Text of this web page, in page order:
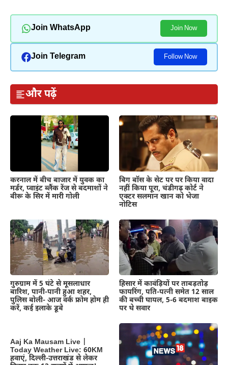
Join WhatsApp Join Now
Join Telegram Follow Now
और पढ़ें
करनाल में बीच बाजार में युवक का
मर्डर, प्वाइंट ब्लैंक रेंज से बदमाशों ने
बीरू के सिर में मारी गोली
बिग बॉस के सेट पर पर किया वादा
नहीं किया पूरा, चंडीगढ़ कोर्ट ने
एक्टर सलमान खान को भेजा
नोटिस
गुरुग्राम में 5 घंटे से मूसलाधार
बारिश, पानी-पानी हुआ शहर,
पुलिस बोली- आज वर्क फ्रोम होम ही
करें, कई इलाके डूबे
हिसार में कावंड़ियों पर ताबड़तोड़
फायरिंग, पति-पत्नी समेत 12 साल
की बच्ची घायल, 5-6 बदमाश बाइक
पर थे सवार
Aaj Ka Mausam Live |
Today Weather Live: 60KM
हवाएं, दिल्ली-उत्तराखंड से लेकर